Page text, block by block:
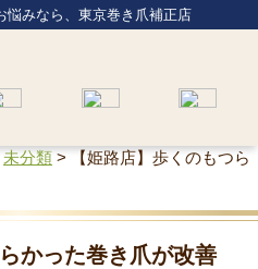
悩みなら、東京巻き爪補正店
未分類 >
【姫路店】歩くのもつら
かった巻き爪が改善